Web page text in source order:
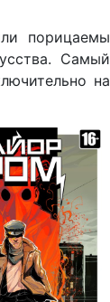
порицаемы
Самый
на